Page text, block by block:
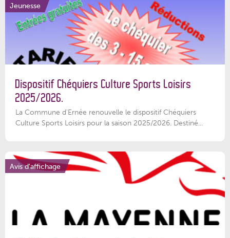
Jeunesse
Dispositif Chéquiers Culture Sports Loisirs
2025/2026.
La Commune d'Ernée renouvelle le dispositif Chéquiers
Culture Sports Loisirs pour la saison 2025/2026. Destiné...
Avis d'affichage